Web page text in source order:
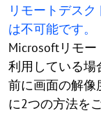
リモートデス
は不可能です。
Microsoftリモ
利用している場
前に画面の解像
に2つの方法を